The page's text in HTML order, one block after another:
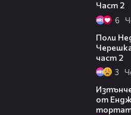
Част 2
6
Поли
част 2
3
от